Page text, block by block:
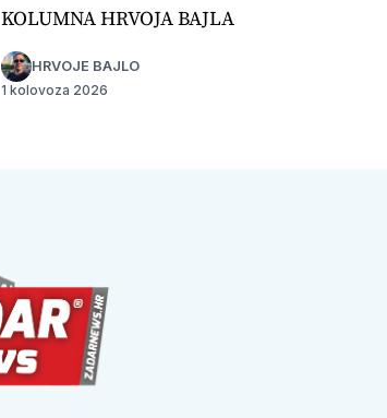
KOLUMNA HRVOJA BAJLA
HRVOJE BAJLO
1 kolovoza 2026